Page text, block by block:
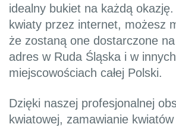
idealny bukiet na każdą
kwiaty przez internet, możesz
że zostaną one dostarczone
adres w Ruda Śląska i w innych
miejscowościach całej Polski.
Dzięki naszej profesjonalnej
kwiatowej, zamawianie